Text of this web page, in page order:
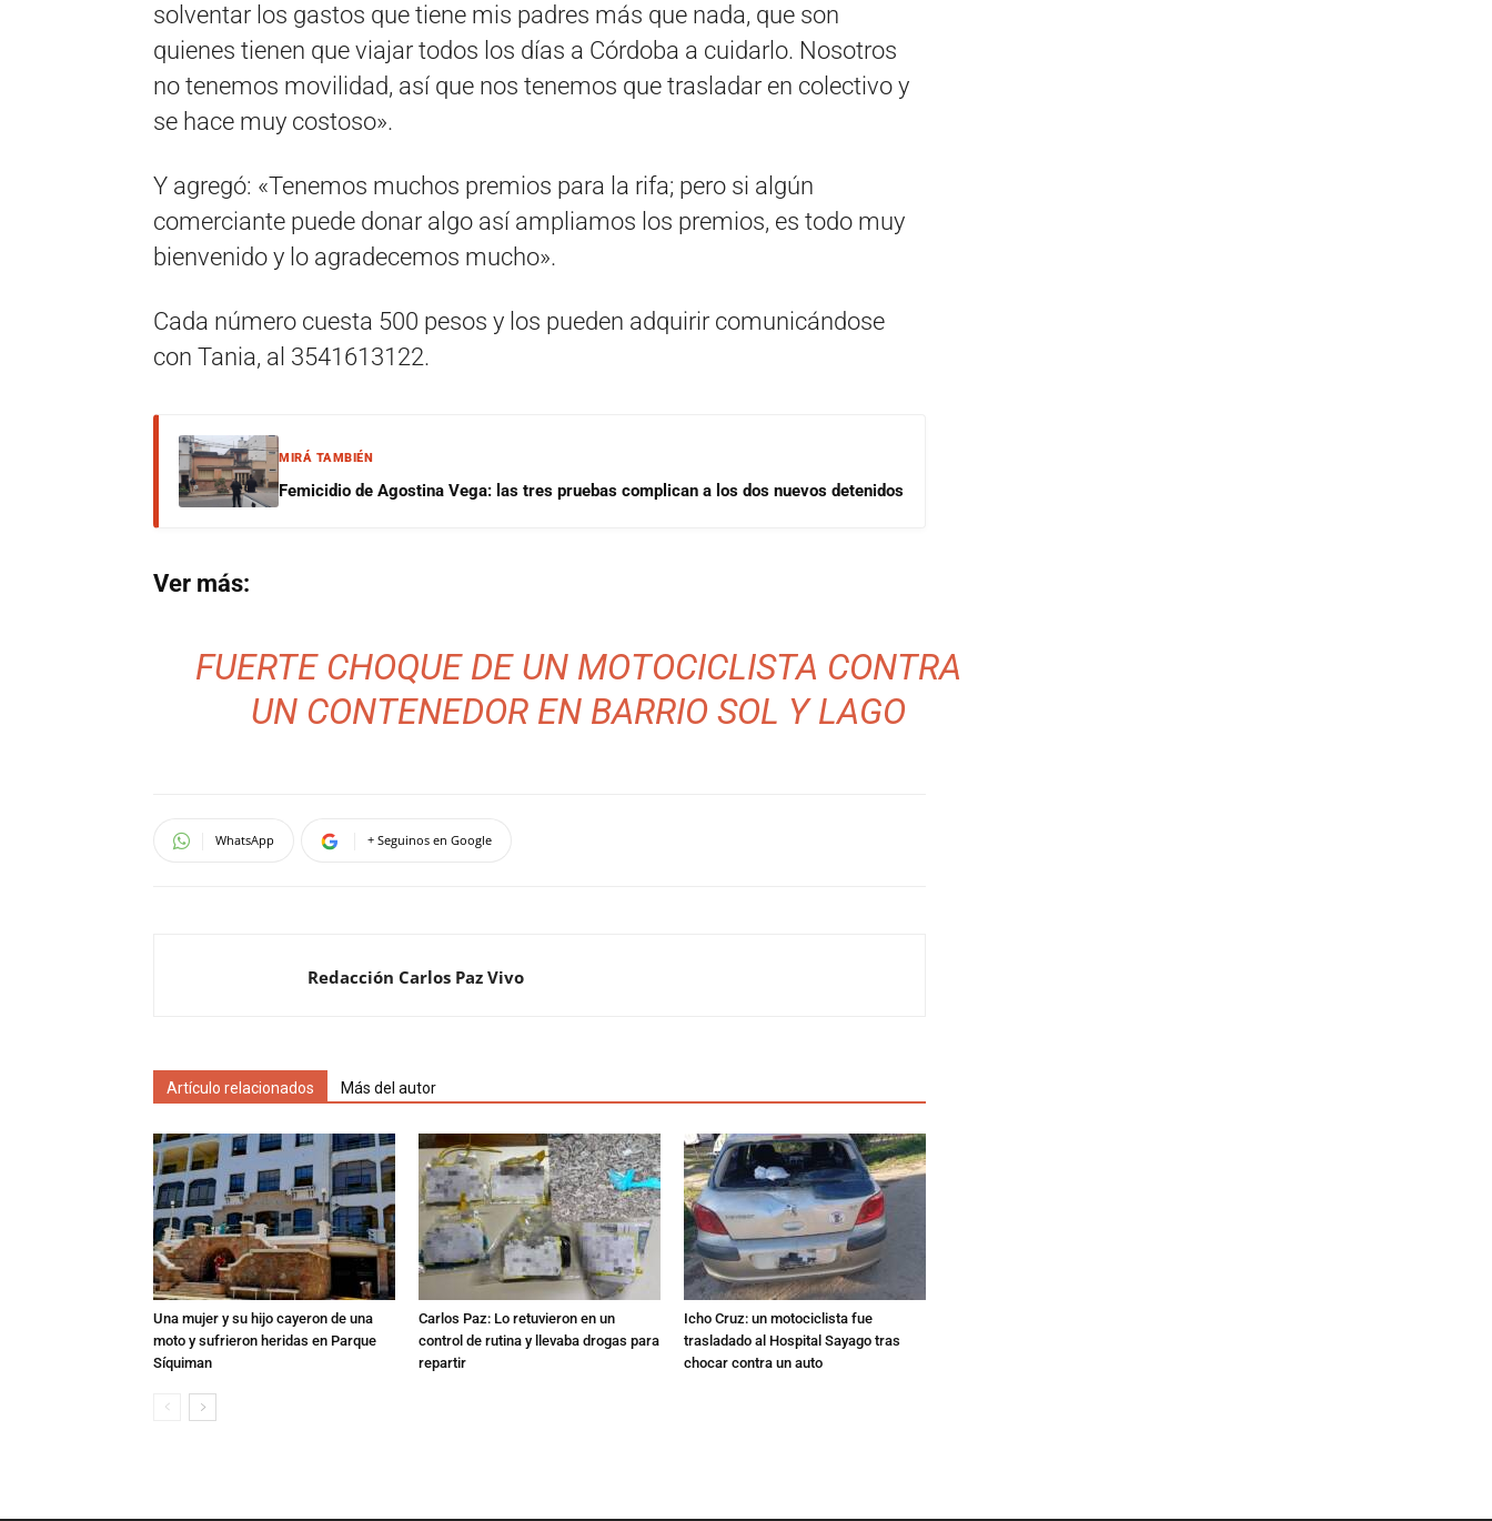
solventar los gastos que tiene mis padres más que nada, que son
quienes tienen que viajar todos los días a Córdoba a cuidarlo. Nosotros
no tenemos movilidad, así que nos tenemos que trasladar en colectivo y
se hace muy costoso».
Y agregó: «Tenemos muchos premios para la rifa; pero si algún
comerciante puede donar algo así ampliamos los premios, es todo muy
bienvenido y lo agradecemos mucho».
Cada número cuesta 500 pesos y los pueden adquirir comunicándose
con Tania, al 3541613122.
MIRÁ TAMBIÉN
Femicidio de Agostina Vega: las tres pruebas complican a los dos nuevos detenidos
Ver más:
FUERTE CHOQUE DE UN MOTOCICLISTA CONTRA
UN CONTENEDOR EN BARRIO SOL Y LAGO
WhatsApp + Seguinos en Google
Redacción Carlos Paz Vivo
Artículo relacionados Más del autor
Una mujer y su hijo cayeron de una
moto y sufrieron heridas en Parque
Síquiman
Carlos Paz: Lo retuvieron en un
control de rutina y llevaba drogas para
repartir
Icho Cruz: un motociclista fue
trasladado al Hospital Sayago tras
chocar contra un auto